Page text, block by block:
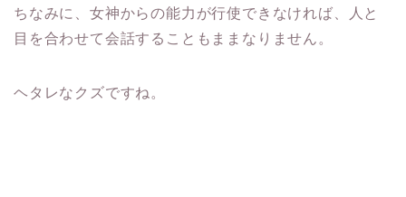
ちなみに、女神からの能力が行使できなければ、人と
目を合わせて会話することもままなりません。
ヘタレなクズですね。